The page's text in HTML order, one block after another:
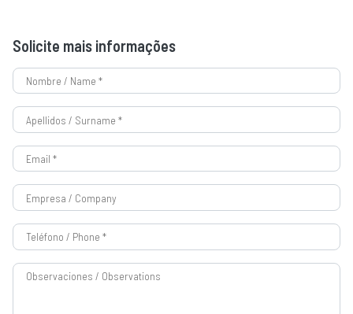
Solicite mais informações